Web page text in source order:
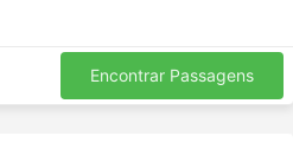
Travels percorre várias
algumas das mais
Encontrar Passagens